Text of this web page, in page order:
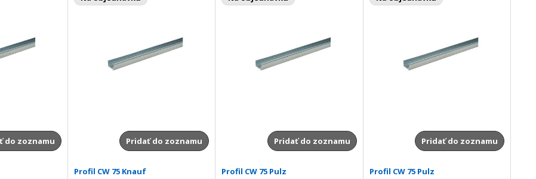
do zoznamu Pridať do zoznamu Pridať do zoznamu Pridať do zoznamu
Profil CW 75 Knauf
Profil CW 75 Pulz
Profil CW 75 Pulz